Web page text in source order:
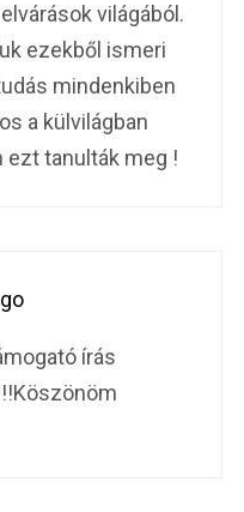
világából.
ezekből ismeri
mindenkiben
a külvilágban
ezt tanulták meg !
írás